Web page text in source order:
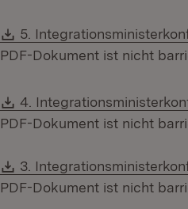
Download:
5.
PDF-Dokument ist nicht
Download:
4.
PDF-Dokument ist nicht
Download:
3.
PDF-Dokument ist nicht